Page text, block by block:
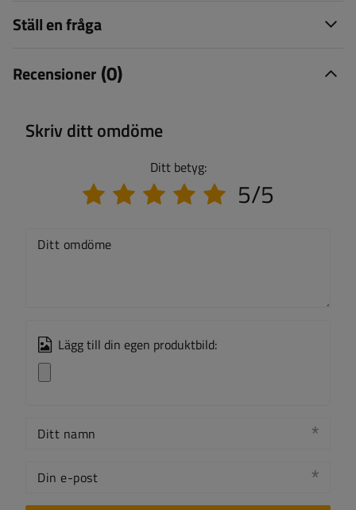
Ställ en fråga
Recensioner (0)
Skriv ditt omdöme
Ditt betyg:
5/5
Ditt omdöme
Lägg till din egen produktbild:
Ditt namn
Din e-post